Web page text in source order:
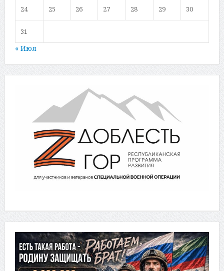
24 25 26 27 28 29 30
31
« Июл